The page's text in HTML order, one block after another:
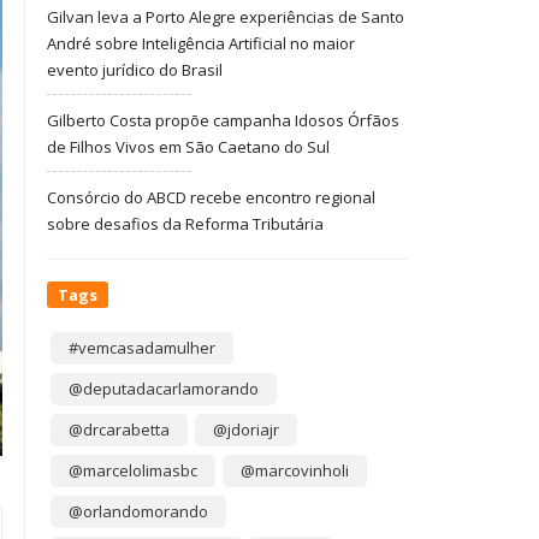
Gilvan leva a Porto Alegre experiências de Santo
André sobre Inteligência Artificial no maior
evento jurídico do Brasil
Gilberto Costa propõe campanha Idosos Órfãos
de Filhos Vivos em São Caetano do Sul
Consórcio do ABCD recebe encontro regional
sobre desafios da Reforma Tributária
Tags
#vemcasadamulher
@deputadacarlamorando
@drcarabetta
@jdoriajr
@marcelolimasbc
@marcovinholi
@orlandomorando